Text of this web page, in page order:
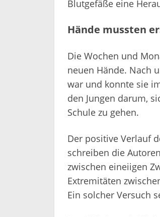
Blutgefäße eine
Hände mussten
Die Wochen und
neuen Hände. Nach
war und konnte sie
den Jungen darum,
Schule zu gehen.
Der positive Verlauf
schreiben die
zwischen eineiigen
Extremitäten
Ein solcher Versuch